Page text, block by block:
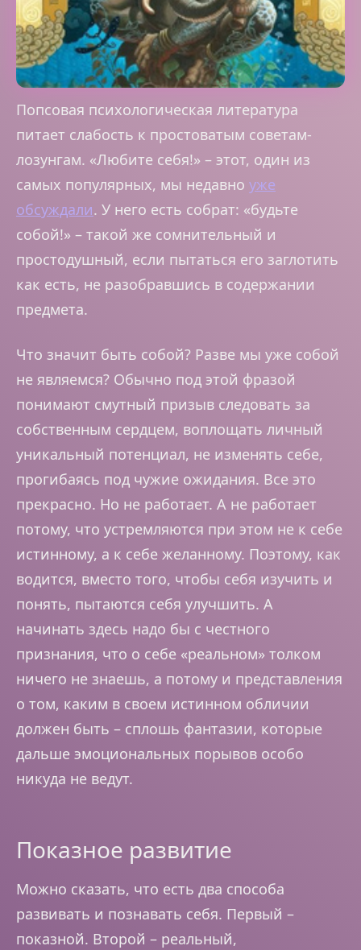
Попсовая психологическая литература
питает слабость к простоватым советам-
лозунгам. «Любите себя!» – этот, один из
самых популярных, мы недавно уже
обсуждали. У него есть собрат: «будьте
собой!» – такой же сомнительный и
простодушный, если пытаться его заглотить
как есть, не разобравшись в содержании
предмета.
Что значит быть собой? Разве мы уже собой
не являемся? Обычно под этой фразой
понимают смутный призыв следовать за
собственным сердцем, воплощать личный
уникальный потенциал, не изменять себе,
прогибаясь под чужие ожидания. Все это
прекрасно. Но не работает. А не работает
потому, что устремляются при этом не к себе
истинному, а к себе желанному. Поэтому, как
водится, вместо того, чтобы себя изучить и
понять, пытаются себя улучшить. А
начинать здесь надо бы с честного
признания, что о себе «реальном» толком
ничего не знаешь, а потому и представления
о том, каким в своем истинном обличии
должен быть – сплошь фантазии, которые
дальше эмоциональных порывов особо
никуда не ведут.
Показное развитие
Можно сказать, что есть два способа
развивать и познавать себя. Первый –
показной. Второй – реальный,